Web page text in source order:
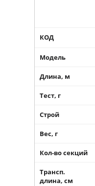
КОД
Модель
Длина, м
Тест, г
Строй
Вес, г
Кол-во секций
Трансп.
длина, см